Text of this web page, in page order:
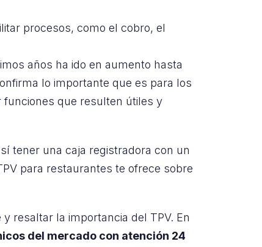
procesos, como el cobro, el
años ha ido en aumento hasta
lo importante que es para los
que resulten útiles y
tener una caja registradora con un
para restaurantes te ofrece sobre
resaltar la importancia del TPV. En
del mercado con atención 24